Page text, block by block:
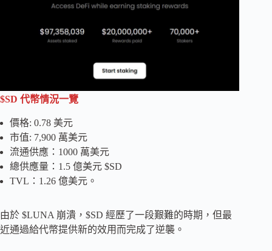
$SD 代幣情況一覽
價格: 0.78 美元
市值: 7,900 萬美元
流通供應：1000 萬美元
總供應量：1.5 億美元 $SD
TVL：1.26 億美元。
由於 $LUNA 崩潰，$SD 經歷了一段艱難的時期，但最
近通過給代幣提供新的效用而完成了逆襲。